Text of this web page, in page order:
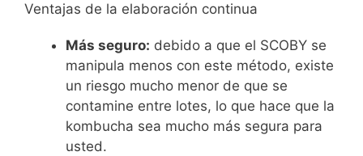
Ventajas de la elaboración continua
Más seguro: debido a que el SCOBY se
manipula menos con este método, existe
un riesgo mucho menor de que se
contamine entre lotes, lo que hace que la
kombucha sea mucho más segura para
usted.